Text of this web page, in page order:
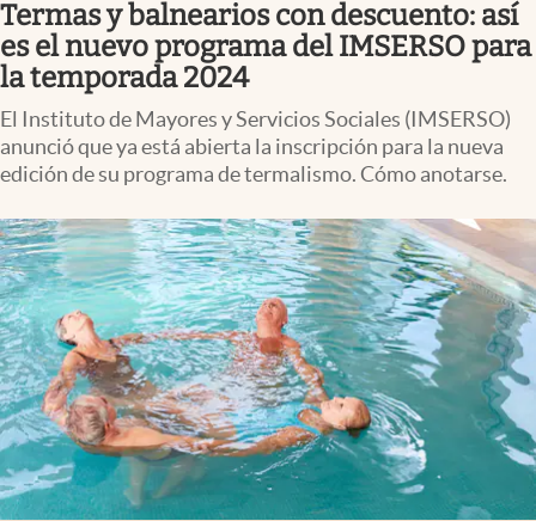
Termas y balnearios con descuento: así
es el nuevo programa del IMSERSO para
la temporada 2024
El Instituto de Mayores y Servicios Sociales (IMSERSO)
anunció que ya está abierta la inscripción para la nueva
edición de su programa de termalismo. Cómo anotarse.